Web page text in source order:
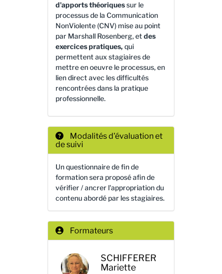
d'apports théoriquessur le
processus de la Communication
NonViolente (CNV) mise au point
par Marshall Rosenberg, et des
exercices pratiques, qui
permettent aux stagiaires de
mettre en oeuvre le processus, en
lien direct avec les difficultés
rencontrées dans la pratique
professionnelle.
Modalités d'évaluation et
de suivi
Un questionnaire de fin de
formation sera proposé afin de
vérifier / ancrer l'appropriation du
contenu abordé par les stagiaires.
Formateurs
SCHIFFERER
Mariette